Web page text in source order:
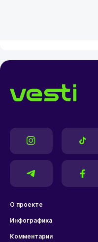
О проекте
Инфографика
Комментарии